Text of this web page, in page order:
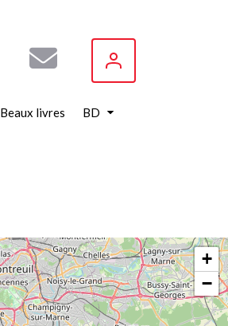
Beaux livres BD
+
−